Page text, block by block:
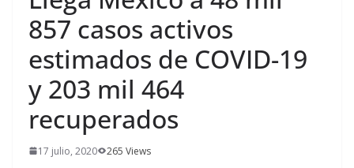
857 casos activos
estimados de COVID-19
y 203 mil 464
recuperados
17 julio, 2020 265 Views